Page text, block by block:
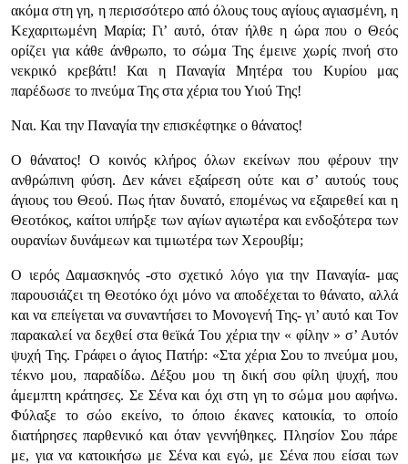
ακόμα στη γη, η περισσότερο από όλους τους αγίους αγιασμένη, η
Κεχαριτωμένη Μαρία; Γι’ αυτό, όταν ήλθε η ώρα που ο Θεός
ορίζει για κάθε άνθρωπο, το σώμα Της έμεινε χωρίς πνοή στο
νεκρικό κρεβάτι! Και η Παναγία Μητέρα του Κυρίου μας
παρέδωσε το πνεύμα Της στα χέρια του Υιού Της!
Ναι. Και την Παναγία την επισκέφτηκε ο θάνατος!
Ο θάνατος! Ο κοινός κλήρος όλων εκείνων που φέρουν την
ανθρώπινη φύση. Δεν κάνει εξαίρεση ούτε και σ’ αυτούς τους
άγιους του Θεού. Πως ήταν δυνατό, επομένως να εξαιρεθεί και η
Θεοτόκος, καίτοι υπήρξε των αγίων αγιωτέρα και ενδοξότερα των
ουρανίων δυνάμεων και τιμιωτέρα των Χερουβίμ;
Ο ιερός Δαμασκηνός -στο σχετικό λόγο για την Παναγία- μας
παρουσιάζει τη Θεοτόκο όχι μόνο να αποδέχεται το θάνατο, αλλά
και να επείγεται να συναντήσει το Μονογενή Της- γι’ αυτό και Τον
παρακαλεί να δεχθεί στα θεϊκά Του χέρια την « φίλην » σ’ Αυτόν
ψυχή Της. Γράφει ο άγιος Πατήρ: «Στα χέρια Σου το πνεύμα μου,
τέκνο μου, παραδίδω. Δέξου μου τη δική σου φίλη ψυχή, που
άμεμπτη κράτησες. Σε Σένα και όχι στη γη το σώμα μου αφήνω.
Φύλαξε το σώο εκείνο, το όποιο έκανες κατοικία, το οποίο
διατήρησες παρθενικό και όταν γεννήθηκες. Πλησίον Σου πάρε
με, για να κατοικήσω με Σένα και εγώ, με Σένα που είσαι των